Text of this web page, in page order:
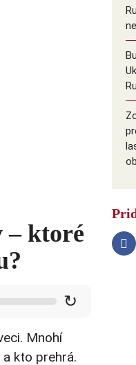
– ktoré
↻
Mnohí
kto prehrá.